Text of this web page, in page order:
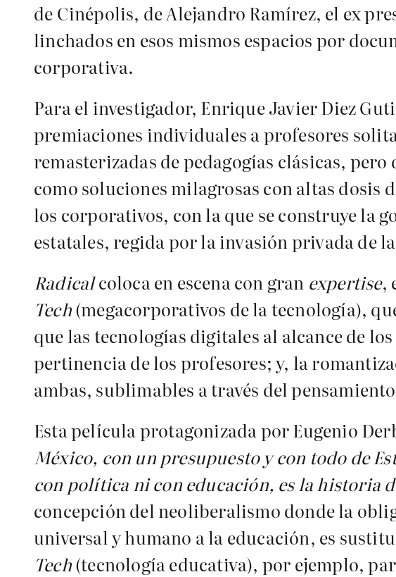
de Cinépolis, de Alejandro Ramírez, el ex
linchados en esos mismos espacios por
corporativa.
Para el investigador, Enrique Javier Diez
premiaciones individuales a profesores
remasterizadas de pedagogías clásicas,
como soluciones milagrosas con altas dosis
los corporativos, con la que se construye la
estatales, regida por la invasión privada de
Radicalcoloca en escena con gran expertise,
Tech(megacorporativos de la tecnología),
que las tecnologías digitales al alcance de
pertinencia de los profesores; y, la
ambas, sublimables a través del
Esta película protagonizada por Eugenio
México, con un presupuesto y con todo de
con política ni con educación, es la historia
concepción del neoliberalismo donde la
universal y humano a la educación, es
Tech(tecnología educativa), por ejemplo,